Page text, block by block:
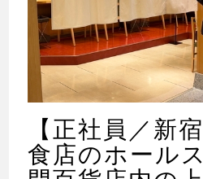
【正社員／新
食店のホール